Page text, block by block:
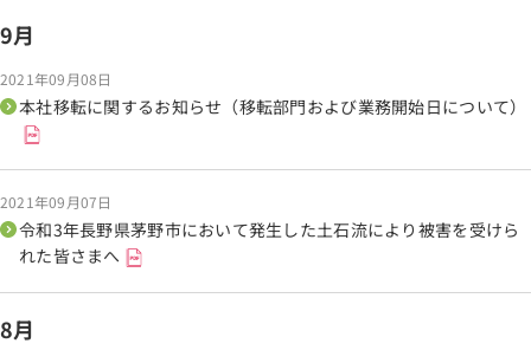
9月
2021年09月08日
本社移転に関するお知らせ（移転部門および業務開始日について）
2021年09月07日
令和3年長野県茅野市において発生した土石流により被害を受けら
れた皆さまへ
8月